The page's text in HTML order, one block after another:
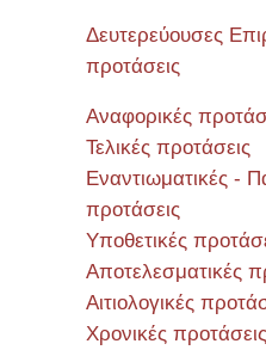
Δευτερεύουσες
προτάσεις
Αναφορικές
Τελικές προτάσεις
Εναντιωματικές -
προτάσεις
Υποθετικές
Αποτελεσματικές
Αιτιολογικές
Χρονικές προτάσεις